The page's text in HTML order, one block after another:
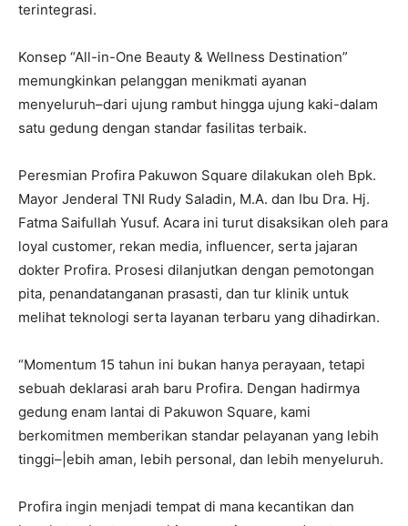
terintegrasi.
Konsep “All-in-One Beauty & Wellness Destination”
memungkinkan pelanggan menikmati ayanan
menyeluruh–dari ujung rambut hingga ujung kaki-dalam
satu gedung dengan standar fasilitas terbaik.
Peresmian Profira Pakuwon Square dilakukan oleh Bpk.
Mayor Jenderal TNI Rudy Saladin, M.A. dan Ibu Dra. Hj.
Fatma Saifullah Yusuf. Acara ini turut disaksikan oleh para
loyal customer, rekan media, influencer, serta jajaran
dokter Profira. Prosesi dilanjutkan dengan pemotongan
pita, penandatanganan prasasti, dan tur klinik untuk
melihat teknologi serta layanan terbaru yang dihadirkan.
“Momentum 15 tahun ini bukan hanya perayaan, tetapi
sebuah deklarasi arah baru Profira. Dengan hadirmya
gedung enam lantai di Pakuwon Square, kami
berkomitmen memberikan standar pelayanan yang lebih
tinggi–|ebih aman, lebih personal, dan lebih menyeluruh.
Profira ingin menjadi tempat di mana kecantikan dan